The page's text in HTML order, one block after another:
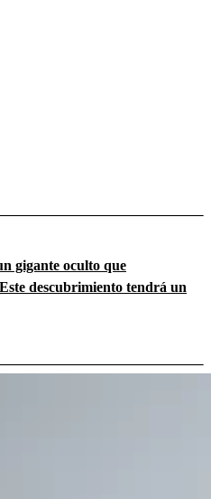
gigante oculto que
descubrimiento tendrá un